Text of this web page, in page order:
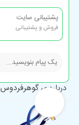
حساب کاربری
راهنمای مشتریان
دسته‌بندی‌های
درباره ی گوهرفردوس
پشتیبانی سایت
فروش و پشتیبانی